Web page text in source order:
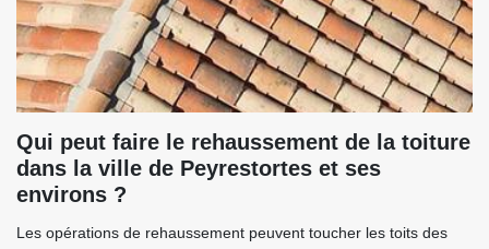
Qui peut faire le rehaussement de la toiture
dans la ville de Peyrestortes et ses
environs ?
Les opérations de rehaussement peuvent toucher les toits des